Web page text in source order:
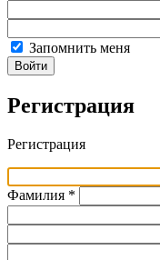
Запомнить меня
Войти
Регистрация
Регистрация
Фамилия *